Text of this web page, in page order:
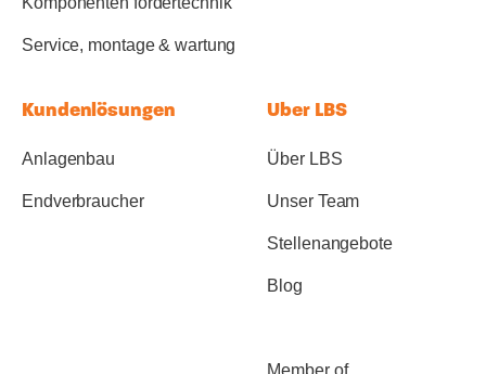
Service, montage & wartung
Kundenlösungen
Anlagenbau
Endverbraucher
Uber LBS
Über LBS
Unser Team
Stellenangebote
Blog
Member of